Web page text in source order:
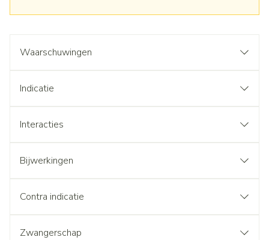
Waarschuwingen
Indicatie
Interacties
Bijwerkingen
Contra indicatie
Zwangerschap